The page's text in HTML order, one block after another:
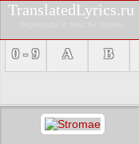
TranslatedLyrics.ru
0 - 9 A B